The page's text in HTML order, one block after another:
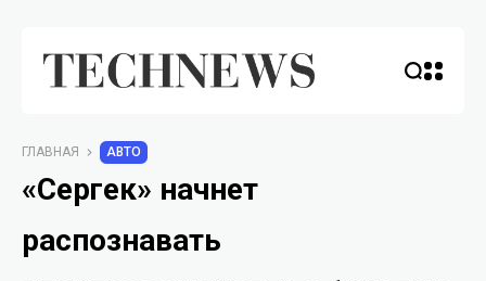
ГЛАВНАЯ АВТО
«Сергек» начнет
распознавать